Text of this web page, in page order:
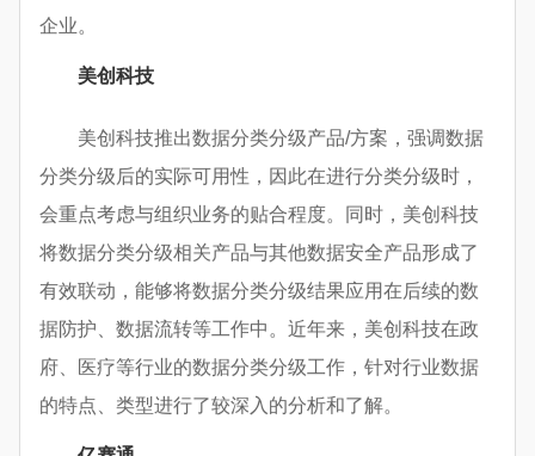
企业。
美创科技
美创科技推出数据分类分级产品/方案，强调数据
分类分级后的实际可用性，因此在进行分类分级时，
会重点考虑与组织业务的贴合程度。同时，美创科技
将数据分类分级相关产品与其他数据安全产品形成了
有效联动，能够将数据分类分级结果应用在后续的数
据防护、数据流转等工作中。近年来，美创科技在政
府、医疗等行业的数据分类分级工作，针对行业数据
的特点、类型进行了较深入的分析和了解。